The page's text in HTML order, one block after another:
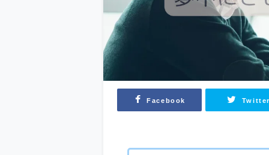
Facebook